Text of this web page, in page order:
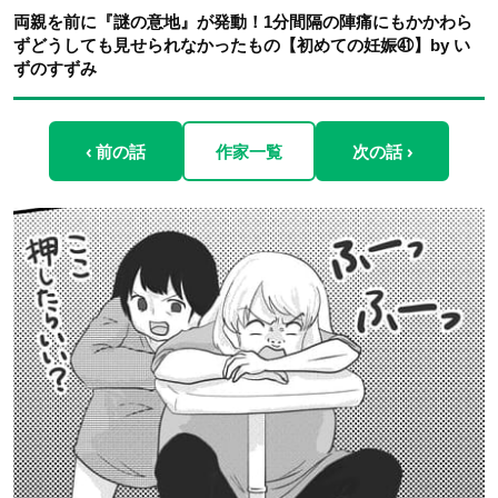
両親を前に『謎の意地』が発動！1分間隔の陣痛にもかかわら
ずどうしても見せられなかったもの【初めての妊娠㊶】by い
ずのすずみ
‹ 前の話 作家一覧 次の話 ›